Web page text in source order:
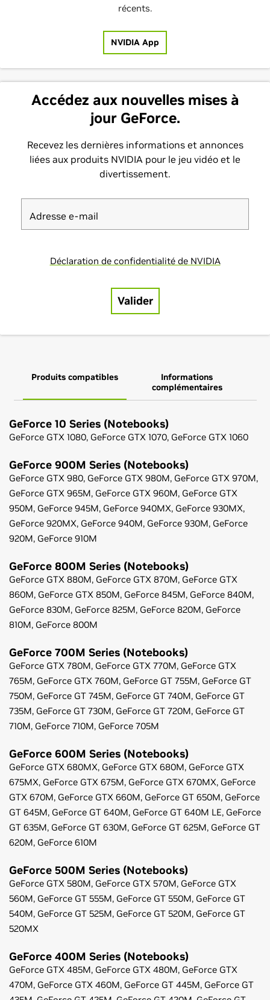
récents.
NVIDIA App
Produits compatibles
Informations
complémentaires
GeForce 10 Series (Notebooks)
GeForce GTX 1080, GeForce GTX 1070, GeForce GTX 1060
GeForce 900M Series (Notebooks)
GeForce GTX 980, GeForce GTX 980M, GeForce GTX 970M,
GeForce GTX 965M, GeForce GTX 960M, GeForce GTX
950M, GeForce 945M, GeForce 940MX, GeForce 930MX,
GeForce 920MX, GeForce 940M, GeForce 930M, GeForce
920M, GeForce 910M
GeForce 800M Series (Notebooks)
GeForce GTX 880M, GeForce GTX 870M, GeForce GTX
860M, GeForce GTX 850M, GeForce 845M, GeForce 840M,
GeForce 830M, GeForce 825M, GeForce 820M, GeForce
810M, GeForce 800M
GeForce 700M Series (Notebooks)
GeForce GTX 780M, GeForce GTX 770M, GeForce GTX
765M, GeForce GTX 760M, GeForce GT 755M, GeForce GT
750M, GeForce GT 745M, GeForce GT 740M, GeForce GT
735M, GeForce GT 730M, GeForce GT 720M, GeForce GT
710M, GeForce 710M, GeForce 705M
GeForce 600M Series (Notebooks)
GeForce GTX 680MX, GeForce GTX 680M, GeForce GTX
675MX, GeForce GTX 675M, GeForce GTX 670MX, GeForce
GTX 670M, GeForce GTX 660M, GeForce GT 650M, GeForce
GT 645M, GeForce GT 640M, GeForce GT 640M LE, GeForce
GT 635M, GeForce GT 630M, GeForce GT 625M, GeForce GT
620M, GeForce 610M
GeForce 500M Series (Notebooks)
GeForce GTX 580M, GeForce GTX 570M, GeForce GTX
560M, GeForce GT 555M, GeForce GT 550M, GeForce GT
540M, GeForce GT 525M, GeForce GT 520M, GeForce GT
520MX
GeForce 400M Series (Notebooks)
GeForce GTX 485M, GeForce GTX 480M, GeForce GTX
470M, GeForce GTX 460M, GeForce GT 445M, GeForce GT